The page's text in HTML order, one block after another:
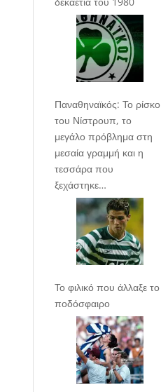
Παναθηναϊκός: Το ρίσκο
του Νίστρουπ, το
μεγάλο πρόβλημα στη
μεσαία γραμμή και η
τεσσάρα που
ξεχάστηκε…
Το φιλικό που άλλαξε το
ποδόσφαιρο